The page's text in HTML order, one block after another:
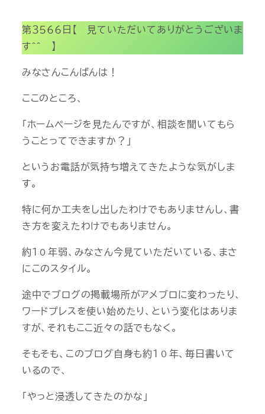
第３５６６日【 見ていただいてありがとうございま
す＾＾ 】
みなさんこんばんは！
ここのところ、
「ホームページを見たんですが、相談を聞いてもら
うことってできますか？」
というお電話が気持ち増えてきたような気がしま
す。
特に何か工夫をし出したわけでもありませんし、書
き方を変えたわけでもありません。
約１０年弱、みなさん今見ていただいている、まさ
にこのスタイル。
途中でブログの掲載場所がアメブロに変わったり、
ワードプレスを使い始めたり、という変化はありま
すが、それもここ近々の話でもなく。
そもそも、このブログ自身も約１０年、毎日書いて
いるので、
「やっと浸透してきたのかな」